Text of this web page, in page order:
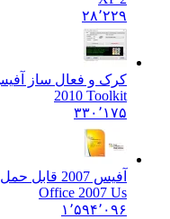
۲۸٬۲۲۹
کرک و فعال ساز آفیس 2010 2010
2010 Toolkit
۳۳۰٬۱۷۵
Office 2007 Us
۱٬۵۹۴٬۰۹۶